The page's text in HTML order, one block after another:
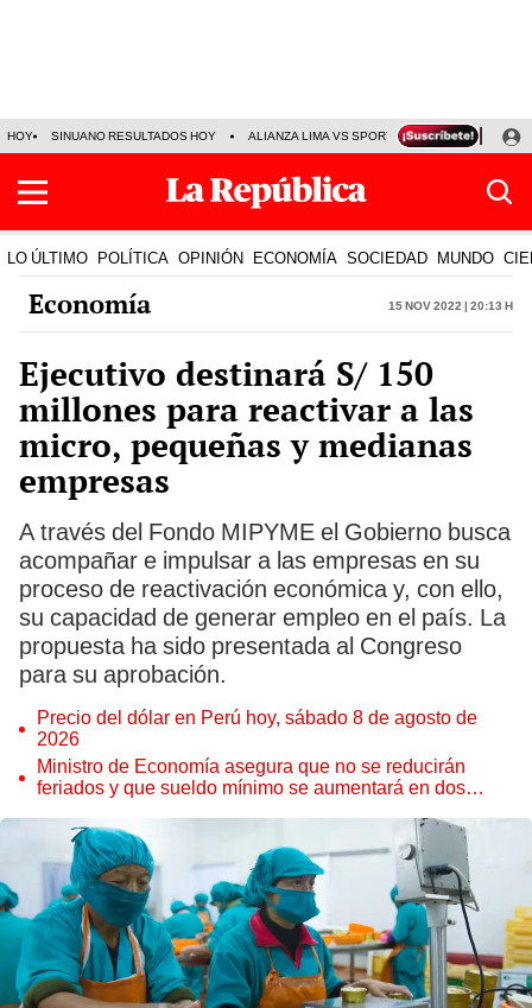
HOY SINUANO RESULTADOS HOY ALIANZA LIMA VS SPORT BOYS JORGE
LO ÚLTIMO POLÍTICA OPINIÓN ECONOMÍA SOCIEDAD MUNDO
Economía 15 Nov 2022 | 20:13 h
Ejecutivo destinará S/ 150
millones para reactivar a las
micro, pequeñas y medianas
empresas
A través del Fondo MIPYME el Gobierno busca
acompañar e impulsar a las empresas en su
proceso de reactivación económica y, con ello,
su capacidad de generar empleo en el país. La
propuesta ha sido presentada al Congreso
para su aprobación.
Precio del dólar en Perú hoy, sábado 8 de agosto de
2026
Ministro de Economía asegura que no se reducirán
feriados y que sueldo mínimo se aumentará en dos